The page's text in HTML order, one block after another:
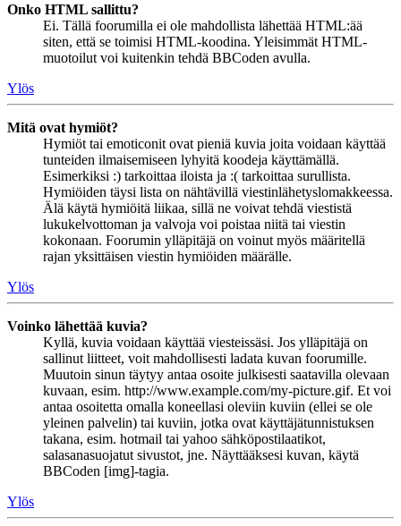
Onko HTML sallittu?
Ei. Tällä foorumilla ei ole mahdollista lähettää HTML:ää
siten, että se toimisi HTML-koodina. Yleisimmät HTML-
muotoilut voi kuitenkin tehdä BBCoden avulla.
Ylös
Mitä ovat hymiöt?
Hymiöt tai emoticonit ovat pieniä kuvia joita voidaan käyttää
tunteiden ilmaisemiseen lyhyitä koodeja käyttämällä.
Esimerkiksi :) tarkoittaa iloista ja :( tarkoittaa surullista.
Hymiöiden täysi lista on nähtävillä viestinlähetyslomakkeessa.
Älä käytä hymiöitä liikaa, sillä ne voivat tehdä viestistä
lukukelvottoman ja valvoja voi poistaa niitä tai viestin
kokonaan. Foorumin ylläpitäjä on voinut myös määritellä
rajan yksittäisen viestin hymiöiden määrälle.
Ylös
Voinko lähettää kuvia?
Kyllä, kuvia voidaan käyttää viesteissäsi. Jos ylläpitäjä on
sallinut liitteet, voit mahdollisesti ladata kuvan foorumille.
Muutoin sinun täytyy antaa osoite julkisesti saatavilla olevaan
kuvaan, esim. http://www.example.com/my-picture.gif. Et voi
antaa osoitetta omalla koneellasi oleviin kuviin (ellei se ole
yleinen palvelin) tai kuviin, jotka ovat käyttäjätunnistuksen
takana, esim. hotmail tai yahoo sähköpostilaatikot,
salasanasuojatut sivustot, jne. Näyttääksesi kuvan, käytä
BBCoden [img]-tagia.
Ylös